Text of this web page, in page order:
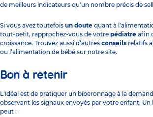
de meilleurs indicateurs qu'un nombre précis de
Si vous avez toutefois un doute quant à
tout-petit, rapprochez-vous de votre pédiatre afin
croissance. Trouvez aussi d’autres conseils relatifs
ou l’alimentation de bébé sur notre site.
Bon à retenir
L'idéal est de pratiquer un biberonnage à la
observant les signaux envoyés par votre enfant. Un
peut :